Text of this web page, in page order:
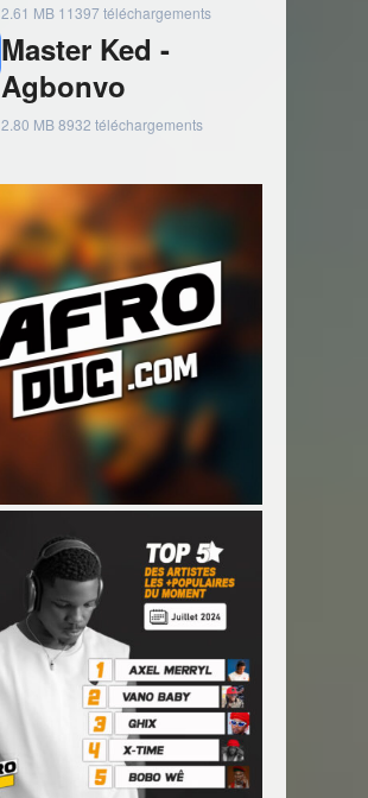
2.61 MB 11397 téléchargements
Master Ked -
Agbonvo
2.80 MB8932 téléchargements